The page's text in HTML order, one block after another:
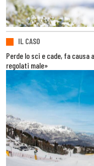
IL CASO
Perde lo sci e cade, fa causa
regolati male»